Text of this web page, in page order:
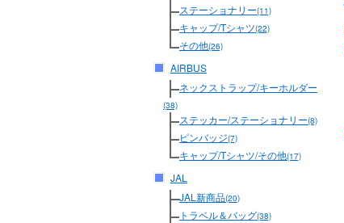
ステーショナリー(11)
キャップ/Tシャツ(22)
その他(26)
AIRBUS
ネックストラップ/キーホルダー
(38)
ステッカー/ステーショナリー(8)
ピンバッジ(7)
キャップ/Tシャツ/その他(17)
JAL
JAL新商品(20)
トラベル＆バッグ(38)